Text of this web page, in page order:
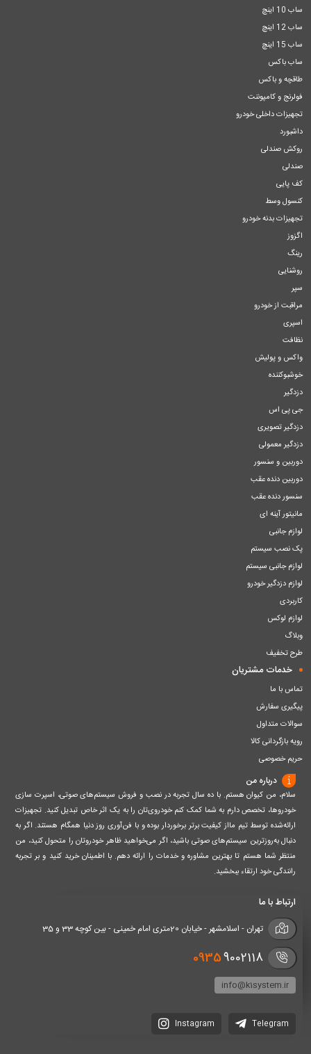
ساب 10 اینچ
ساب 12 اینچ
ساب 15 اینچ
ساب باکس
طاقچه و باکس
فولرنج و کامپوننت
تجهیزات داخلی خودرو
داشبورد
روکش صندلی
صندلی
کف پایی
کنسول وسط
تجهیزات بدنه خودرو
اگزوز
رینگ
روشنایی
سپر
مراقبت از خودرو
اسپری
نظافت
واکس و پولیش
خوشبوکننده
دزدگیر
جی پی اس
دزدگیر تصویری
دزدگیر معمولی
دوربین و سنسور
دوربین دنده عقب
سنسور دنده عقب
مانیتور آینه ای
لوازم جانبی
پک نصب سیستم
لوازم جانبی سیستم
لوازم دزدگیر خودرو
کاربردی
لوازم لوکس
وبلاگ
طرح تخفیف
خدمات مشتریان
تماس با ما
پیگیری سفارش
سوالات متداول
رویه بازگردانی کالا
حریم خصوصی
درباره من
سلام، من کیوان هستم. با ده سال تجربه در نصب و فروش سیستم‌های صوتی، اسپرت سازی
خودروها، تخصص دارم به شما کمک کنم خودروی‌تان را به یک اثر خاص تبدیل کنید. تجهیزات
ارائه‌شده توسط تیم مااز کیفیت برتر برخوردار بوده و با فن‌آوری روز دنیا همگام هستند. اگر به
دنبال به‌روزترین سیستم‌های صوتی باشید، اگر می‌خواهید ظاهر خودروتان را متحول کنید، من
منتظر شما هستم تا بهترین مشاوره و خدمات را ارائه دهم. با اطمینان خرید کنید و بر تجربه
رانندگی خود ارتقاء ببخشید.
ارتباط با ما
تهران - اسلامشهر - خیابان 20متری امام خمینی - بین کوچه 33 و 35
09359002118
info@k1system.ir
Telegram
Instagram